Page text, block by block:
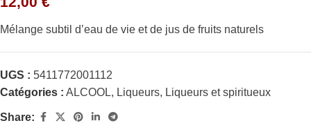
Mélange subtil d’eau de vie et de jus de fruits naturels
UGS : 5411772001112
Catégories : ALCOOL, Liqueurs, Liqueurs et spiritueux
Share: